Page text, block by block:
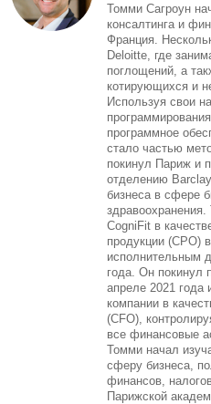
Томми Сагроун
консалтинга и
Франция.
Deloitte, где
поглощений, а
котирующихся и
Используя свои
программное
стало частью
покинул Париж и
отделению
бизнеса в сфере
CogniFit в
продукции (CPO)
исполнительным
года. Он покинул
апреле 2021 года
компании в
(CFO),
все финансовые
Томми начал
сферу бизнеса,
финансов,
Парижской